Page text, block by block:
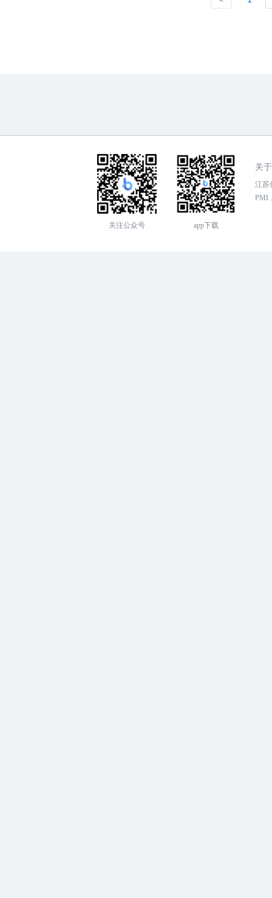
关注公众号 app下载
关
江苏
PMI